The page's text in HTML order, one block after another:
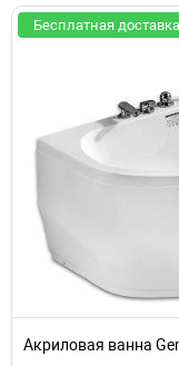
Бесплатная доставка
Акриловая ванна